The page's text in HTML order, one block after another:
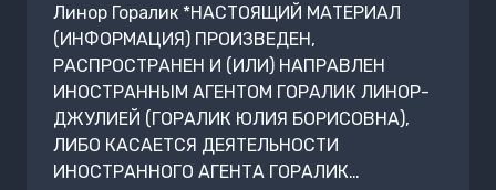
Линор Горалик *НАСТОЯЩИЙ МАТЕРИАЛ
(ИНФОРМАЦИЯ) ПРОИЗВЕДЕН,
РАСПРОСТРАНЕН И (ИЛИ) НАПРАВЛЕН
ИНОСТРАННЫМ АГЕНТОМ ГОРАЛИК ЛИНОР-
ДЖУЛИЕЙ (ГОРАЛИК ЮЛИЯ БОРИСОВНА),
ЛИБО КАСАЕТСЯ ДЕЯТЕЛЬНОСТИ
ИНОСТРАННОГО АГЕНТА ГОРАЛИК…